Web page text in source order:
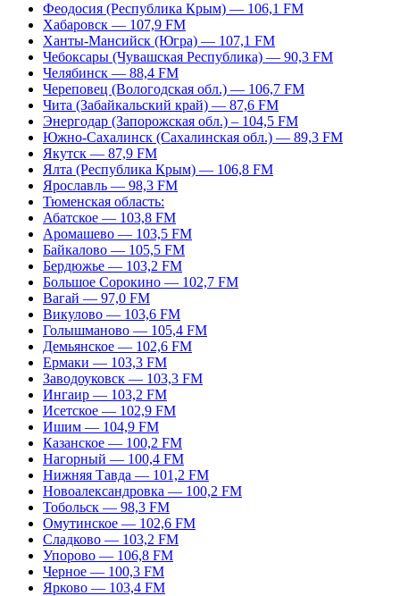
Феодосия (Республика Крым) — 106,1 FM
Хабаровск — 107,9 FM
Ханты-Мансийск (Югра) — 107,1 FM
Чебоксары (Чувашская Республика) — 90,3 FM
Челябинск — 88,4 FM
Череповец (Вологодская обл.) — 106,7 FM
Чита (Забайкальский край) — 87,6 FM
Энергодар (Запорожская обл.) – 104,5 FM
Южно-Сахалинск (Сахалинская обл.) — 89,3 FM
Якутск — 87,9 FM
Ялта (Республика Крым) — 106,8 FM
Ярославль — 98,3 FM
Тюменская область:
Абатское — 103,8 FM
Аромашево — 103,5 FM
Байкалово — 105,5 FM
Бердюжье — 103,2 FM
Большое Сорокино — 102,7 FM
Вагай — 97,0 FM
Викулово — 103,6 FM
Голышманово — 105,4 FM
Демьянское — 102,6 FM
Ермаки — 103,3 FM
Заводоуковск — 103,3 FM
Ингаир — 103,2 FM
Исетское — 102,9 FM
Ишим — 104,9 FM
Казанское — 100,2 FM
Нагорный — 100,4 FM
Нижняя Тавда — 101,2 FM
Новоалександровка — 100,2 FM
Тобольск — 98,3 FM
Омутинское — 102,6 FM
Сладково — 103,2 FM
Упорово — 106,8 FM
Черное — 100,3 FM
Ярково — 103,4 FM